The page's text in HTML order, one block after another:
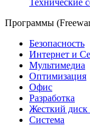
Программы
Безопасность
Интернет и
Мультимедиа
Оптимизация
Офис
Разработка
Жесткий
Система